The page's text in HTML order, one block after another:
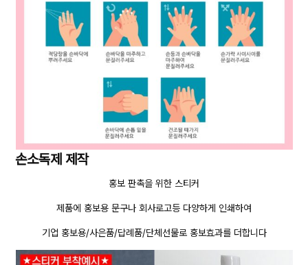
손소독제 제작
홍보 판촉을 위한 스티커
제품에 홍보용 문구나 회사로고등 다양하게 인쇄하여
기업 홍보용/사은품/답례품/단체선물로 홍보효과를 더합니다